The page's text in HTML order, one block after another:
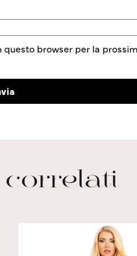
browser per la